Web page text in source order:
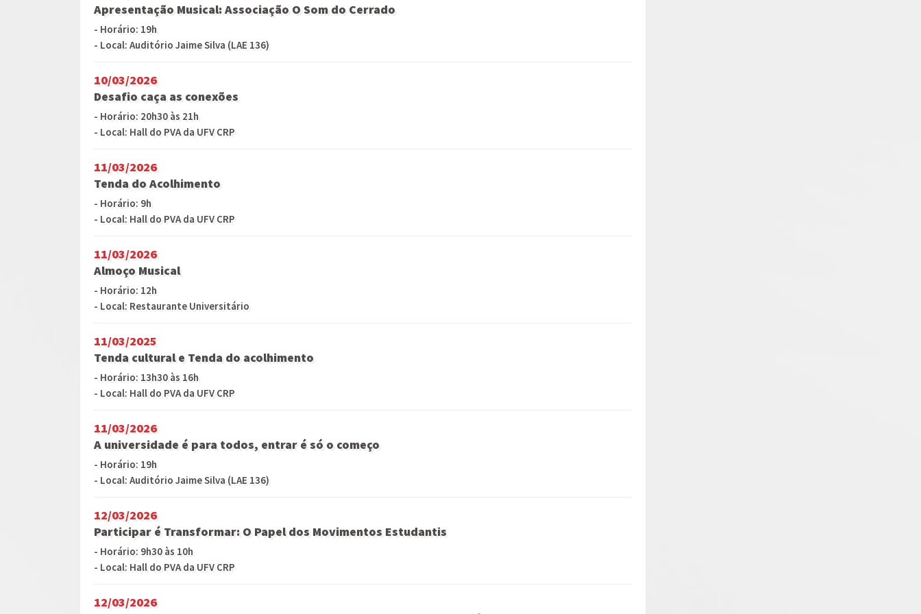
Apresentação Musical: Associação O Som do Cerrado
- Horário: 19h
- Local: Auditório Jaime Silva (LAE 136)
10/03/2026
Desafio caça as conexões
- Horário: 20h30 às 21h
- Local: Hall do PVA da UFV CRP
11/03/2026
Tenda do Acolhimento
- Horário: 9h
- Local: Hall do PVA da UFV CRP
11/03/2026
Almoço Musical
- Horário: 12h
- Local: Restaurante Universitário
11/03/2025
Tenda cultural e Tenda do acolhimento
- Horário: 13h30 às 16h
- Local: Hall do PVA da UFV CRP
11/03/2026
A universidade é para todos, entrar é só o começo
- Horário: 19h
- Local: Auditório Jaime Silva (LAE 136)
12/03/2026
Participar é Transformar: O Papel dos Movimentos Estudantis
- Horário: 9h30 às 10h
- Local: Hall do PVA da UFV CRP
12/03/2026